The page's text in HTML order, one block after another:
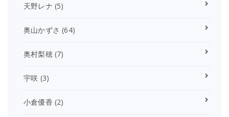
天野レナ (5)
奥山かずさ (64)
奥村梨穂(7)
宇咲 (3)
小倉優香 (2)